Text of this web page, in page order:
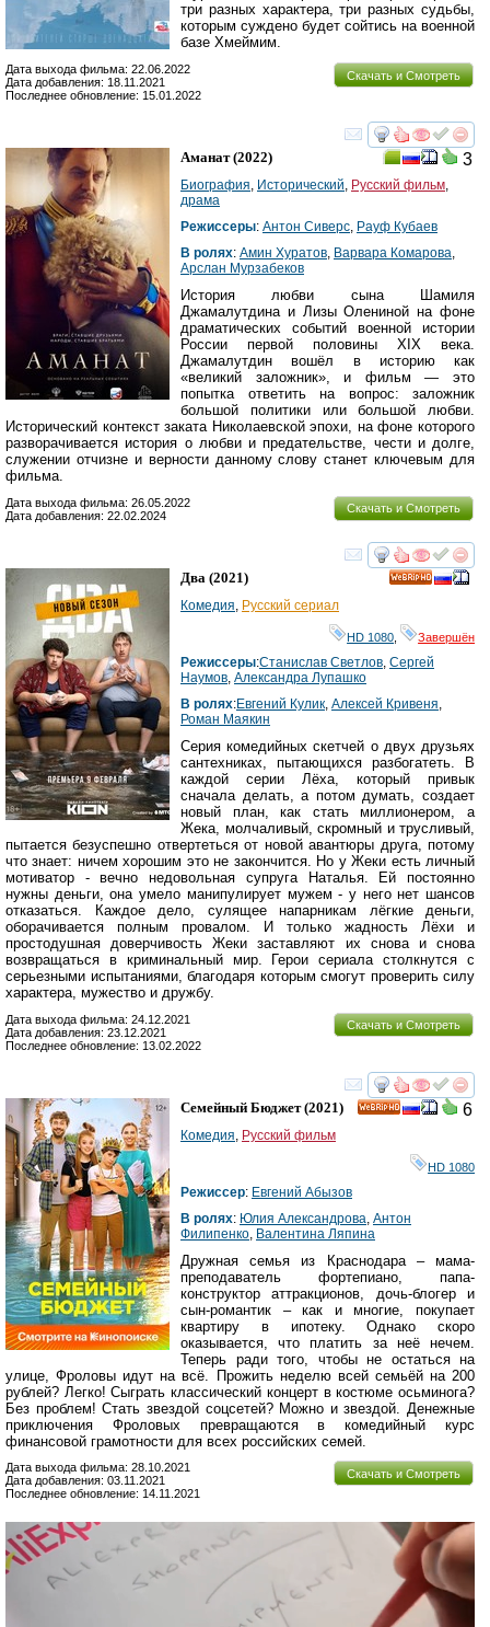
три разных характера, три разных судьбы,
которым суждено будет сойтись на военной
базе Хмеймим.
Скачать и Смотреть
Дата выхода фильма: 22.06.2022
Дата добавления: 18.11.2021
Последнее обновление: 15.01.2022
смотреть
3
Аманат(2022)
Биография, Исторический, Русский фильм,
драма
Режиссеры: Антон Сиверс, Рауф Кубаев
В ролях: Амин Хуратов, Варвара Комарова,
Арслан Мурзабеков
История любви сына Шамиля
Джамалутдина и Лизы Олениной на фоне
драматических событий военной истории
России первой половины XIX века.
Джамалутдин вошёл в историю как
«великий заложник», и фильм — это
попытка ответить на вопрос: заложник
большой политики или большой любви.
Исторический контекст заката Николаевской эпохи, на фоне которого
разворачивается история о любви и предательстве, чести и долге,
служении отчизне и верности данному слову станет ключевым для
фильма.
Скачать и Смотреть
Дата выхода фильма: 26.05.2022
Дата добавления: 22.02.2024
смотреть
Два (2021)
Комедия, Русский сериал
HD 1080 Завершён
Режиссеры:Станислав Светлов, Сергей
Наумов, Александра Лупашко
В ролях:Евгений Кулик, Алексей Кривеня,
Роман Маякин
Серия комедийных скетчей о двух друзьях
сантехниках, пытающихся разбогатеть. В
каждой серии Лёха, который привык
сначала делать, а потом думать, создает
новый план, как стать миллионером, а
Жека, молчаливый, скромный и трусливый,
пытается безуспешно отвертеться от новой авантюры друга, потому
что знает: ничем хорошим это не закончится. Но у Жеки есть личный
мотиватор - вечно недовольная супруга Наталья. Ей постоянно
нужны деньги, она умело манипулирует мужем - у него нет шансов
отказаться. Каждое дело, сулящее напарникам лёгкие деньги,
оборачивается полным провалом. И только жадность Лёхи и
простодушная доверчивость Жеки заставляют их снова и снова
возвращаться в криминальный мир. Герои сериала столкнутся с
серьезными испытаниями, благодаря которым смогут проверить силу
характера, мужество и дружбу.
Скачать и Смотреть
Дата выхода фильма: 24.12.2021
Дата добавления: 23.12.2021
Последнее обновление: 13.02.2022
смотреть
6
Семейный Бюджет(2021)
Комедия Русский фильм
HD 1080
Режиссер: Евгений Абызов
В ролях: Юлия Александрова Антон
Филипенко Валентина Ляпина
Дружная семья из Краснодара – мама-
преподаватель фортепиано, папа-
конструктор аттракционов, дочь-блогер и
сын-романтик – как и многие, покупает
квартиру в ипотеку. Однако скоро
оказывается, что платить за неё нечем.
Теперь ради того, чтобы не остаться на
улице, Фроловы идут на всё. Прожить неделю всей семьёй на 200
рублей? Легко! Сыграть классический концерт в костюме осьминога?
Без проблем! Стать звездой соцсетей? Можно и звездой. Денежные
приключения Фроловых превращаются в комедийный курс
финансовой грамотности для всех российских семей.
Скачать и Смотреть
Дата выхода фильма: 28.10.2021
Дата добавления: 03.11.2021
Последнее обновление: 14.11.2021